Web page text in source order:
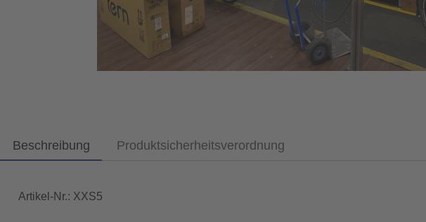
Beschreibung Produktsicherheitsverordnung
Artikel-Nr.: XXS5